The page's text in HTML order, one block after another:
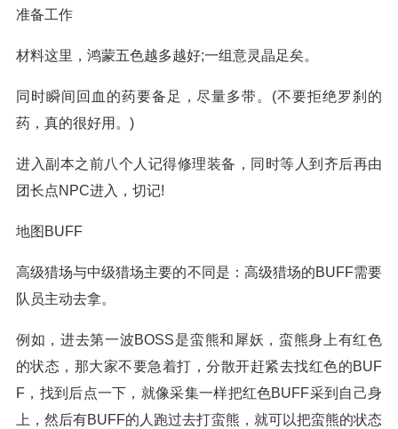
准备工作
材料这里，鸿蒙五色越多越好;一组意灵晶足矣。
同时瞬间回血的药要备足，尽量多带。(不要拒绝罗刹的
药，真的很好用。)
进入副本之前八个人记得修理装备，同时等人到齐后再由
团长点NPC进入，切记!
地图BUFF
高级猎场与中级猎场主要的不同是：高级猎场的BUFF需要
队员主动去拿。
例如，进去第一波BOSS是蛮熊和犀妖，蛮熊身上有红色
的状态，那大家不要急着打，分散开赶紧去找红色的BUF
F，找到后点一下，就像采集一样把红色BUFF采到自己身
上，然后有BUFF的人跑过去打蛮熊，就可以把蛮熊的状态